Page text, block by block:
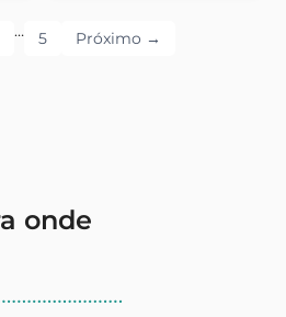
… 5 Próximo →
onde